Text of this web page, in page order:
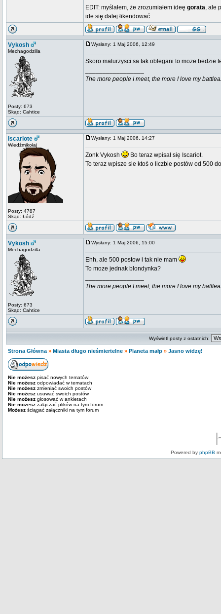
EDIT: myślałem, że zrozumiałem ideę gorata, ale
ide się dalej łikendować
Vykosh
Mechagodzilla
Posty: 673
Skąd: Cahtice
Wysłany: 1 Maj 2006, 12:49
Skoro maturzysci sa tak oblegani to moze bedzie
The more people I meet, the more I love my
Iscariote
Wiedźmikołaj
Posty: 4787
Skąd: Łódź
Wysłany: 1 Maj 2006, 14:27
Zonk Vykosh
Bo teraz wpisał się Iscariot.
To teraz wpisze sie ktoś o liczbie postów od 500
Vykosh
Mechagodzilla
Posty: 673
Skąd: Cahtice
Wysłany: 1 Maj 2006, 15:00
Ehh, ale 500 postow i tak nie mam
To moze jednak blondynka?
The more people I meet, the more I love my
Wyświetl posty z ostatnich:
Strona Główna » Miasta długo nieśmiertelne » Planeta małp » Jasno widzę!
Nie możesz pisać nowych tematów
Nie możesz odpowiadać w tematach
Nie możesz zmieniać swoich postów
Nie możesz usuwać swoich postów
Nie możesz głosować w ankietach
Nie możesz załączać plików na tym forum
Możesz ściągać załączniki na tym forum
Powered by phpBB